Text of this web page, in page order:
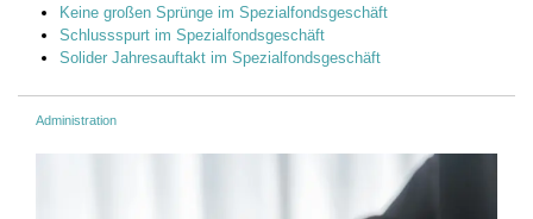
Keine großen Sprünge im Spezialfondsgeschäft
Schlussspurt im Spezialfondsgeschäft
Solider Jahresauftakt im Spezialfondsgeschäft
Administration